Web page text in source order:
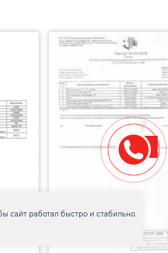
сайт работал быстро и стабильно.